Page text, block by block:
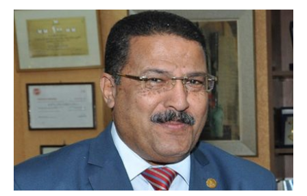
الإسكندرية
مغلقة